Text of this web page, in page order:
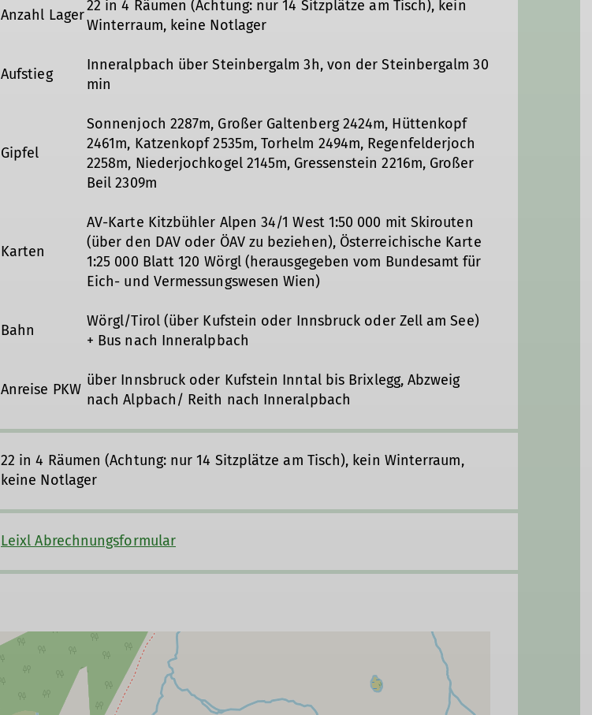
Anzahl Lager
22 in 4 Räumen (Achtung: nur 14 Sitzplätze am Tisch), kein
Winterraum, keine Notlager
Aufstieg
Inneralpbach über Steinbergalm 3h, von der Steinbergalm 30
min
Gipfel
Sonnenjoch 2287m, Großer Galtenberg 2424m, Hüttenkopf
2461m, Katzenkopf 2535m, Torhelm 2494m, Regenfelderjoch
2258m, Niederjochkogel 2145m, Gressenstein 2216m, Großer
Beil 2309m
Karten
AV-Karte Kitzbühler Alpen 34/1 West 1:50 000 mit Skirouten
(über den DAV oder ÖAV zu beziehen), Österreichische Karte
1:25 000 Blatt 120 Wörgl (herausgegeben vom Bundesamt für
Eich- und Vermessungswesen Wien)
Bahn
Wörgl/Tirol (über Kufstein oder Innsbruck oder Zell am See)
+ Bus nach Inneralpbach
Anreise PKW
über Innsbruck oder Kufstein Inntal bis Brixlegg, Abzweig
nach Alpbach/ Reith nach Inneralpbach
22 in 4 Räumen (Achtung: nur 14 Sitzplätze am Tisch), kein Winterraum,
keine Notlager
Leixl Abrechnungsformular